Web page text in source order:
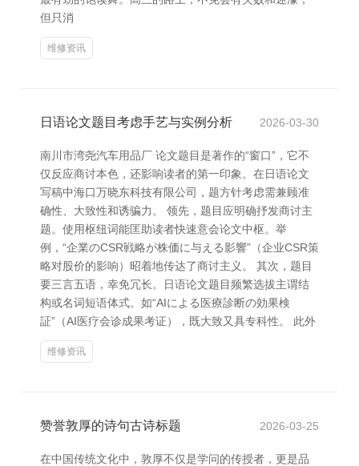
但只消
维修资讯
日语论文题目考虑手艺与实例分析 2026-03-30
南川市湾尧汽车用品厂 论文题目是著作的“窗口”，它不
仅反应商讨本色，还影响读者的第一印象。在日语论文
写稿中海口万晓东科技有限公司，题方针考虑需兼顾准
确性、大致性和诱骗力。 领先，题目应明确抒发商讨主
题。使用枢纽词能匡助读者快速意会论文中枢。举
例，“企業のCSR戦略が株価に与える影響”（企业CSR策
略对股价的影响）昭着地传达了商讨主义。 其次，题目
要三言五语，幸免冗长。日语论文题目频繁选拔主谓结
构或名词短语体式。如“AIによる医療診断の効果検
証”（AI医疗会诊成果考证），既大致又具专科性。 此外
维修资讯
赞誉敦厚的诗句古诗标题 2026-03-25
在中国传统文化中，敦厚不仅是学问的传授者，更是品